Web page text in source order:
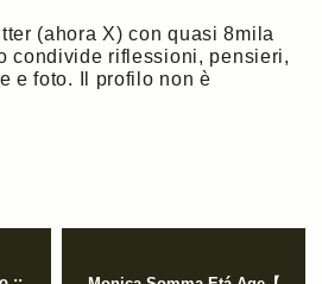
(ahora X) con quasi 8mila
condivide riflessioni, pensieri,
e foto. Il profilo non è